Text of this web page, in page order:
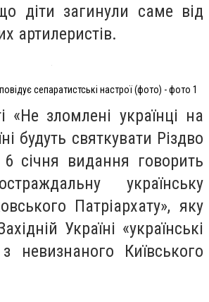
діти загинули саме від
артилеристів.
сепаратистські настрої (фото) - фото 1
«Не зломлені українці на
будуть святкувати Різдво
січня видання говорить
українську
Патріархату», яку
Україні «українські
з невизнаного Київського